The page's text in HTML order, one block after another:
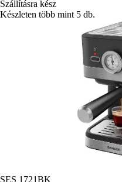
Szállításra kész
Készleten több mint 5 db.
SES 1721BK